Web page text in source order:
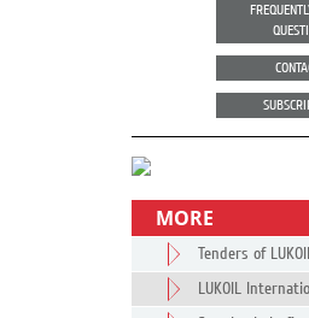
MORE
Tenders of
LUKOIL